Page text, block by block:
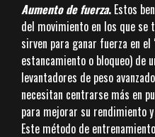
Aumento de fuerza. Estos
del movimiento en los que
sirven para ganar fuerza en
estancamiento o bloqueo) de
levantadores de peso
necesitan centrarse más en
para mejorar su rendimiento
Este método de